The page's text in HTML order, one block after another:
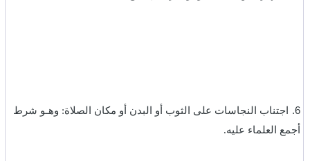
6.
اجتناب النجاسات على الثوب أو البدن أو مكان الصلاة: وهـو شرط
أجمع العلماء عليه.‏